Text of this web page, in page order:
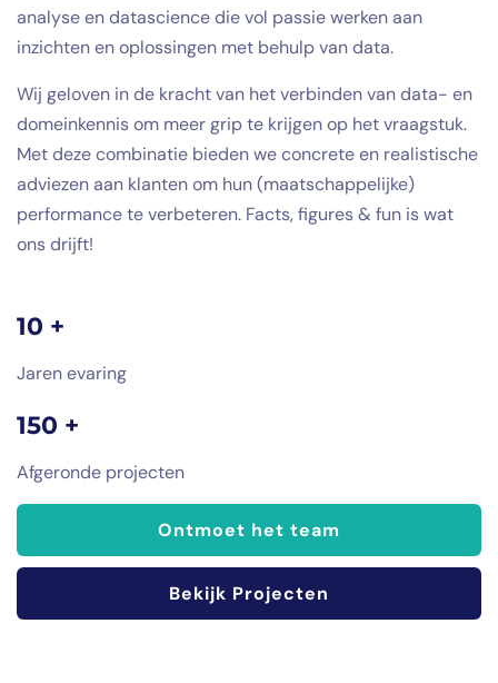
analyse en datascience die vol passie werken aan
inzichten en oplossingen met behulp van data.
Wij geloven in de kracht van het verbinden van data- en
domeinkennis om meer grip te krijgen op het vraagstuk.
Met deze combinatie bieden we concrete en realistische
adviezen aan klanten om hun (maatschappelijke)
performance te verbeteren. Facts, figures & fun is wat
ons drijft!
10 +
Jaren evaring
150 +
Afgeronde projecten
Ontmoet het team
Bekijk Projecten